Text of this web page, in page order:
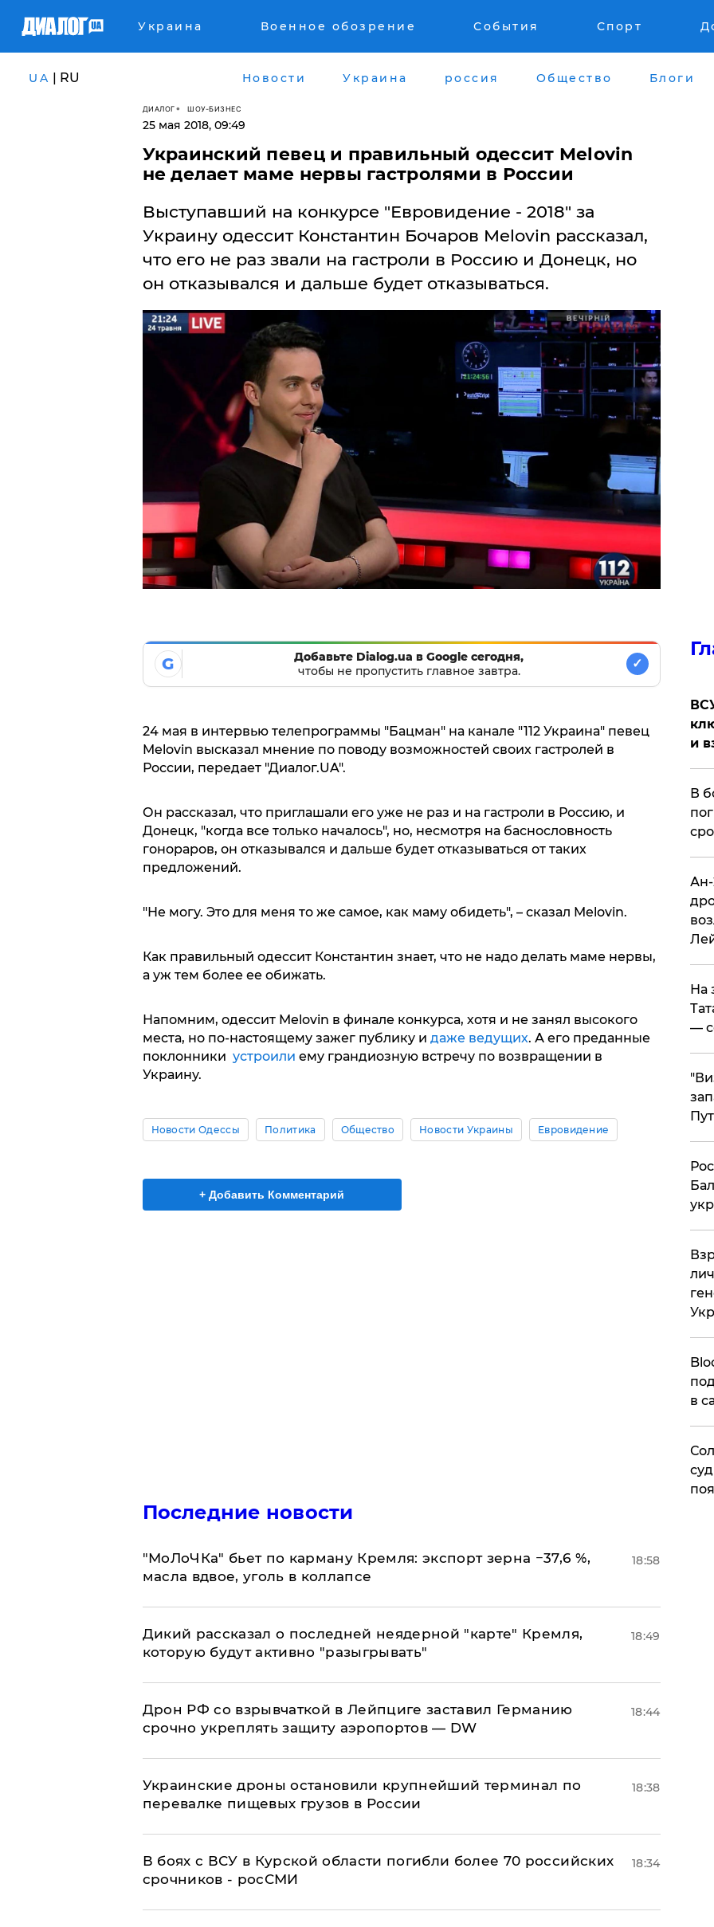
Украина Военное обозрение События Спорт
UA | RU Новости Украина россия Общество Блоги
ДИАЛОГ ШОУ-БИЗНЕС
25 мая 2018, 09:49
Украинский певец и правильный одессит Melovin
не делает маме нервы гастролями в России
Выступавший на конкурсе "Евровидение - 2018" за
Украину одессит Константин Бочаров Melovin рассказал,
что его не раз звали на гастроли в Россию и Донецк, но
он отказывался и дальше будет отказываться.
G
Добавьте Dialog.ua в Google сегодня,
чтобы не пропустить главное завтра.
✓
24 мая в интервью телепрограммы "Бацман" на канале "112 Украина" певец
Melovin высказал мнение по поводу возможностей своих гастролей в
России, передает "Диалог.UA".
Он рассказал, что приглашали его уже не раз и на гастроли в Россию, и
Донецк, "когда все только началось", но, несмотря на баснословность
гонораров, он отказывался и дальше будет отказываться от таких
предложений.
"Не могу. Это для меня то же самое, как маму обидеть", – сказал Melovin.
Как правильный одессит Константин знает, что не надо делать маме нервы,
а уж тем более ее обижать.
Напомним, одессит Melovin в финале конкурса, хотя и не занял высокого
места, но по-настоящему зажег публику и даже ведущих. А его преданные
поклонники устроили ему грандиозную встречу по возвращении в
Украину.
Новости Одессы Политика Общество Новости Украины Евровидение
+ Добавить Комментарий
Последние новости
​"МоЛоЧКа" бьет по карману Кремля: экспорт зерна −37,6 %,
масла вдвое, уголь в коллапсе
18:58
Дикий рассказал о последней неядерной "карте" Кремля,
которую будут активно "разыгрывать"
18:49
​Дрон РФ со взрывчаткой в Лейпциге заставил Германию
срочно укреплять защиту аэропортов — DW
18:44
Украинские дроны остановили крупнейший терминал по
перевалке пищевых грузов в России
18:38
В боях с ВСУ в Курской области погибли более 70 российских
срочников - росСМИ
18:34
и
В
Ан-
На
—
в